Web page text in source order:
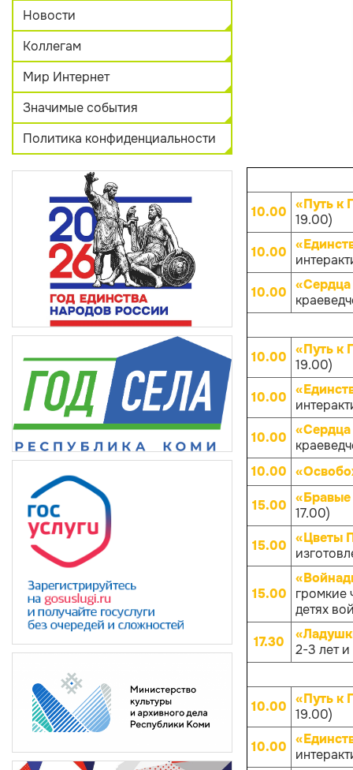
Новости
Коллегам
Мир Интернет
Значимые события
Политика конфиденциальности
10.00 «Путь к
19.00)
10.00
10.00 «Сердца
10.00 «Путь к
19.00)
10.00
10.00 «Сердца
10.00
15.00 17.00)
15.00 «Цветы
15.00
громкие
детях
17.30
2-3 лет
10.00 «Путь к
19.00)
10.00